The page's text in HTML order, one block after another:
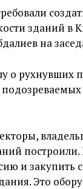
зданий в
на
о рухнувших
подозреваемых
построили.
и закупить
Это